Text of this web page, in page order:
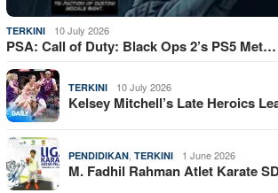
TERKINI 10 July 2026
PSA: Call of Duty: Black Ops 2’s PS5 Met…
TERKINI 10 July 2026
Kelsey Mitchell’s Late Heroics
PENDIDIKAN, TERKINI 1 June 2026
M. Fadhil Rahman Atlet Karate